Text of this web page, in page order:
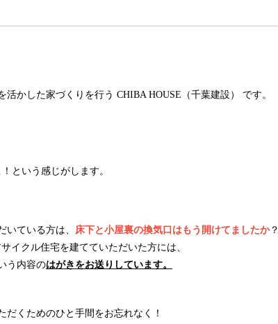
かした家づくりを行う CHIBA HOUSE（千葉建設） です。
という感じがします。
いている方は、 床下と小屋裏の換気口はもう開けてましたか？
イクル住宅を建てていただいた方には、
う内容のはがきをお送りしています。
くためのひと手間をお忘れなく！